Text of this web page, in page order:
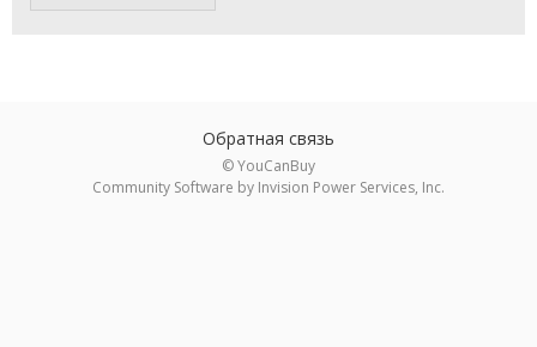
Обратная связь
© YouCanBuy
Community Software by Invision Power Services, Inc.